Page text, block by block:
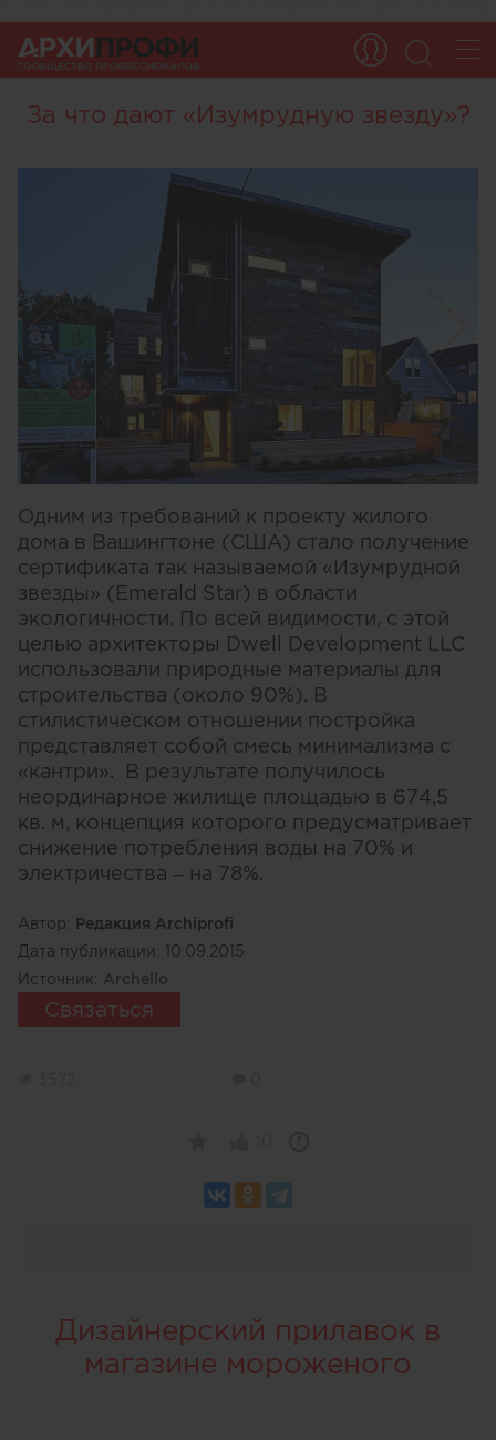
За что дают «Изумрудную звезду»?
Одним из требований к проекту жилого
дома в Вашингтоне (США) стало получение
сертификата так называемой «Изумрудной
звезды» (Emerald Star) в области
экологичности. По всей видимости, с этой
целью архитекторы Dwell Development LLC
использовали природные материалы для
строительства (около 90%). В
стилистическом отношении постройка
представляет собой смесь минимализма с
«кантри». В результате получилось
неординарное жилище площадью в 674,5
кв. м, концепция которого предусматривает
снижение потребления воды на 70% и
электричества – на 78%.
Автор: Редакция Archiprofi
Дата публикации: 10.09.2015
Источник: Archello
Связаться
Дизайнерский прилавок в
магазине мороженого